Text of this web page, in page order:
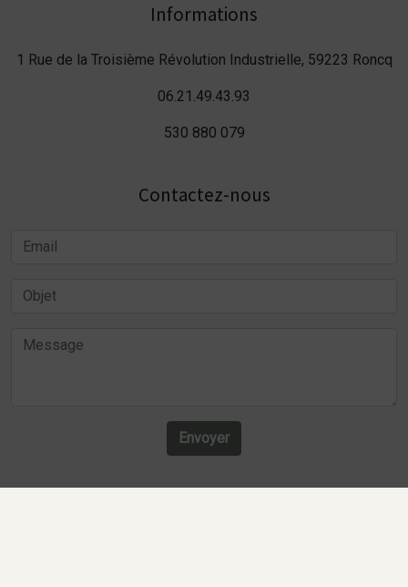
Informations
1 Rue de la Troisième Révolution Industrielle, 59223 Roncq
06.21.49.43.93
530 880 079
Contactez-nous
Envoyer